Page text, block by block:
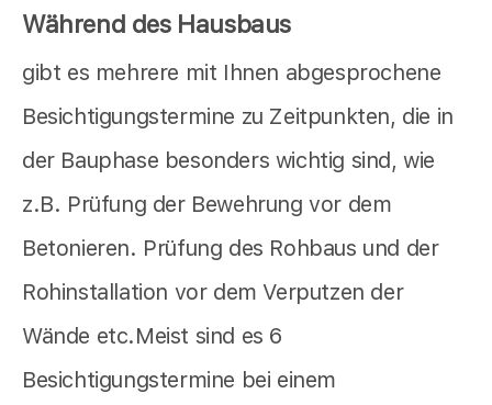
Während des Hausbaus
gibt es mehrere mit Ihnen abgesprochene
Besichtigungstermine zu Zeitpunkten, die in
der Bauphase besonders wichtig sind, wie
z.B. Prüfung der Bewehrung vor dem
Betonieren. Prüfung des Rohbaus und der
Rohinstallation vor dem Verputzen der
Wände etc.Meist sind es 6
Besichtigungstermine bei einem